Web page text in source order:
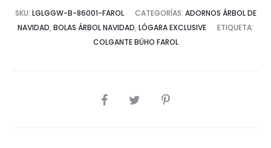
SKU: LGLGGW-B-86001-FAROL CATEGORÍAS: ADORNOS ÁRBOL DE
NAVIDAD, BOLAS ÁRBOL NAVIDAD, LÓGARA EXCLUSIVE
ETIQUETA:
COLGANTE BÜHO FAROL
COMPARTIR